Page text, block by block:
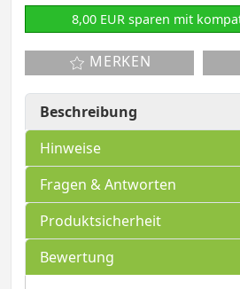
8,00 EUR sparen mit
MERKEN
Beschreibung
Hinweise
Fragen & Antworten
Produktsicherheit
Bewertung